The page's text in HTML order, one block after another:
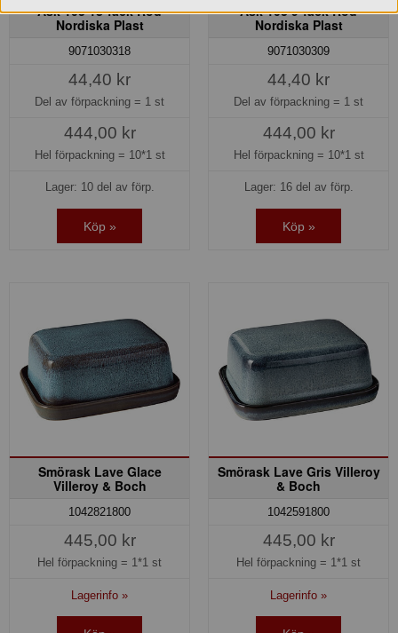
Ask 103 18-fack Röd
Nordiska Plast
9071030318
44,40 kr
Del av förpackning = 1 st
444,00 kr
Hel förpackning = 10*1 st
Lager: 10 del av förp.
Köp »
Ask 103 9-fack Röd
Nordiska Plast
9071030309
44,40 kr
Del av förpackning = 1 st
444,00 kr
Hel förpackning = 10*1 st
Lager: 16 del av förp.
Köp »
Smörask Lave Glace
Villeroy & Boch
1042821800
445,00 kr
Hel förpackning = 1*1 st
Lagerinfo »
Smörask Lave Gris Villeroy
& Boch
1042591800
445,00 kr
Hel förpackning = 1*1 st
Lagerinfo »